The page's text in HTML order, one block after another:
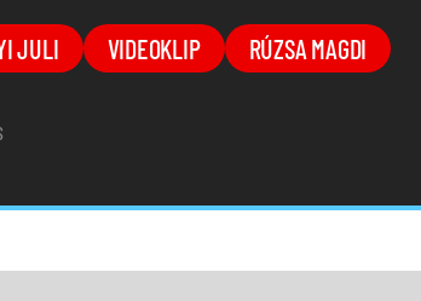
JULI VIDEOKLIP RÚZSA MAGDI